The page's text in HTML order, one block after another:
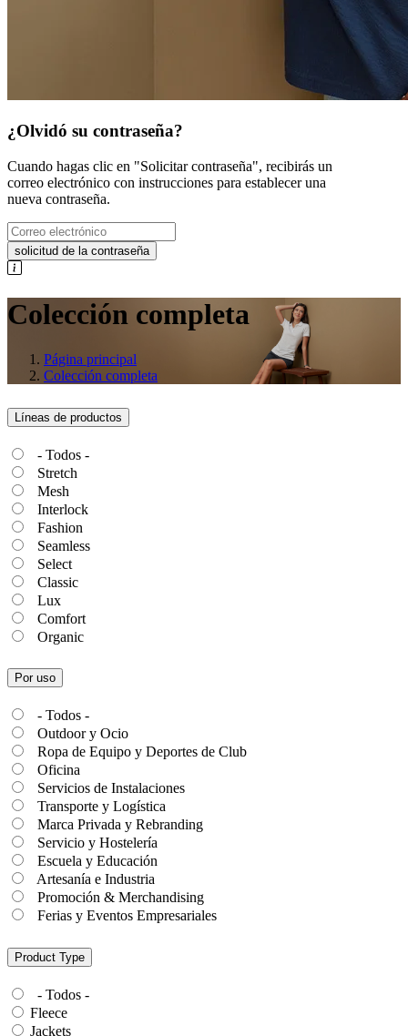
¿Olvidó su contraseña?
Cuando hagas clic en "Solicitar contraseña", recibirás un
correo electrónico con instrucciones para establecer una
nueva contraseña.
solicitud de la contraseña
Colección completa
Página principal
Colección completa
Líneas de productos
- Todos -
Stretch
Mesh
Interlock
Fashion
Seamless
Select
Classic
Lux
Comfort
Organic
Por uso
- Todos -
Outdoor y Ocio
Ropa de Equipo y Deportes de Club
Oficina
Servicios de Instalaciones
Transporte y Logística
Marca Privada y Rebranding
Servicio y Hostelería
Escuela y Educación
Artesanía e Industria
Promoción & Merchandising
Ferias y Eventos Empresariales
Product Type
- Todos -
Fleece
Jackets